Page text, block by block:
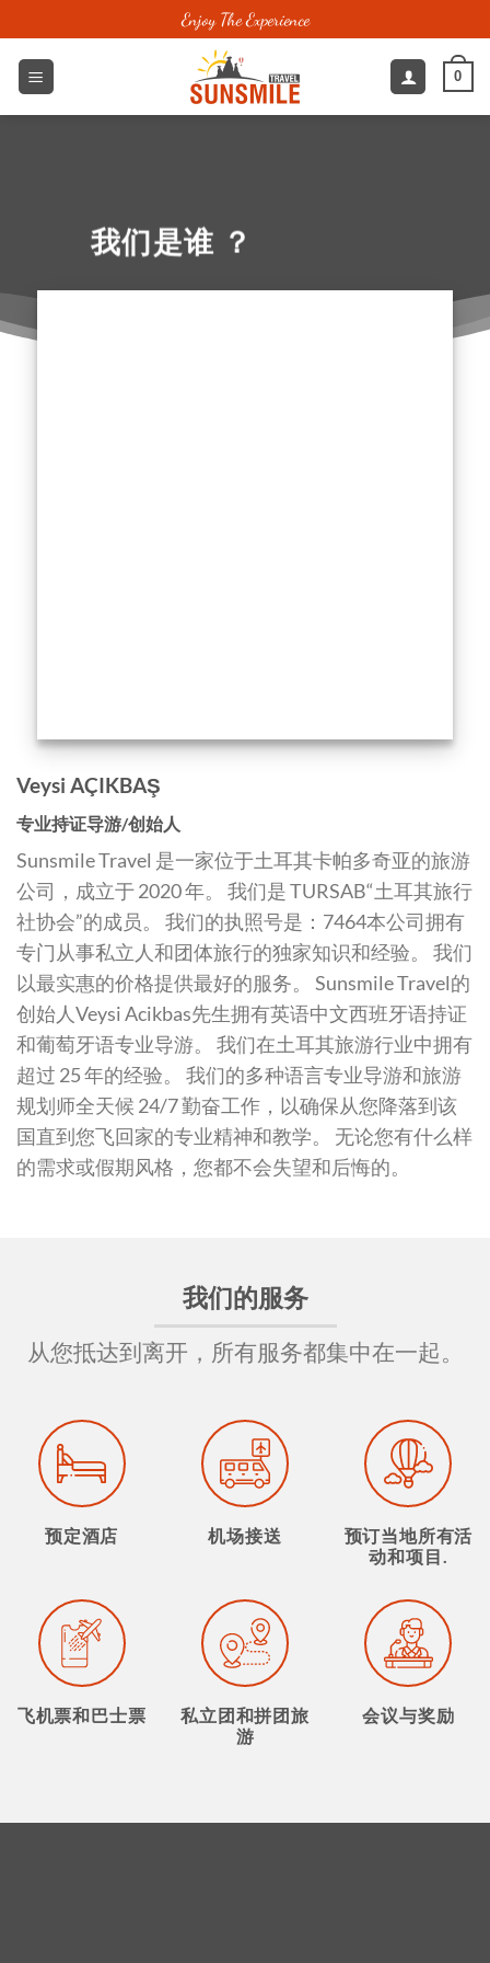
到
Enjoy The Experience
0
我们是谁 ？
Veysi AÇIKBAŞ
专业持证导游/创始人
Sunsmile Travel 是一家位于土耳其卡帕多奇亚的旅游
公司，成立于 2020 年。 我们是 TURSAB“土耳其旅行
社协会”的成员。 我们的执照号是：7464本公司拥有
专门从事私立人和团体旅行的独家知识和经验。 我们
以最实惠的价格提供最好的服务。 Sunsmile Travel的
创始人Veysi Acikbas先生拥有英语中文西班牙语持证
和葡萄牙语专业导游。 我们在土耳其旅游行业中拥有
超过 25 年的经验。 我们的多种语言专业导游和旅游
规划师全天候 24/7 勤奋工作，以确保从您降落到该
国直到您飞回家的专业精神和教学。 无论您有什么样
的需求或假期风格，您都不会失望和后悔的。
我们的服务
从您抵达到离开，所有服务都集中在一起。
预定酒店 机场接送
预订当地所有活
动和项目.
飞机票和巴士票
私立团和拼团旅
游
会议与奖励